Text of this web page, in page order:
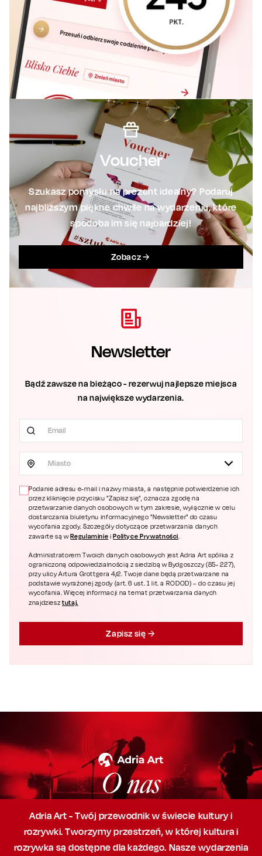
Voucher
Szukasz pomysłu na prezent idealny? Podaruj
najbliższym piękne chwile na wydarzeniu, które
spodoba im się najbardziej!
Zobacz
Newsletter
Bądź zawsze na bieżąco - rezerwuj najlepsze miejsca
na największe wydarzenia.
Miasto
Podanie adresu e-mail i nazwy miasta, a następnie potwierdzenie ich
przez kliknięcie przycisku "Zapisz się", oznacza zgodę na
przetwarzanie danych osobowych w tym zakresie, wyłącznie w celu
dostarczania biuletynu informacyjnego "Newsletter" do czasu
wycofania zgody. Szczegóły dotyczące przetwarzania danych
zawarte są wRegulaminie iPolityce Prywatności.
Administratorem Twoich danych osobowych jest Adria Art spółka z
ograniczoną odpowiedzialnością z siedzibą w Bydgoszczy (85- 227),
przy ulicy Artura Grottgera 4/2. Twoje dane będą przetwarzane na
podstawie wyrażonej zgody (art. 6 ust. 1 lit. a RODOD) – do czasu jej
wycofania. Więcej informacji na temat przetwarzania danych
znajdziesztutaj.
Zapisz się
O nas
Adria Art - Twój przewodnik w świecie kultury i
rozrywki. Tworzymy przestrzeń,w której kultura i
rozrywka są dostępne dla każdego. Nasze wydarzenia